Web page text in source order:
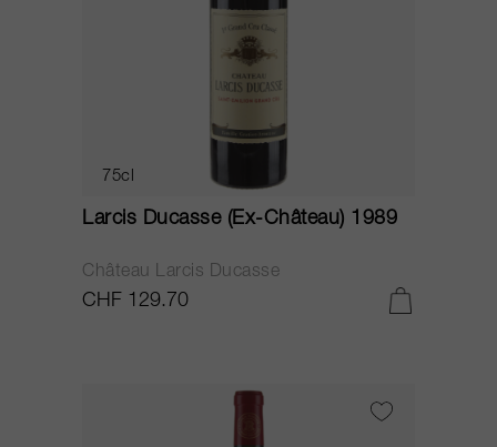
75cl
Larcis Ducasse (Ex-Château) 1989
Château Larcis Ducasse
CHF 129.70